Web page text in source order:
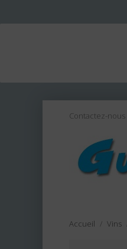
Contactez-nous
Accueil Vins